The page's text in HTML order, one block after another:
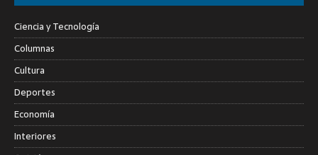
Ciencia y Tecnología
Columnas
Cultura
Deportes
Economía
Interiores